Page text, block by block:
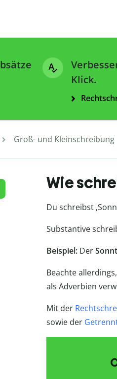
Klick.
Groß- und Kleinschreibung
Wie
Du schreibst
Substantive
Beispiel: Der
Beachte
als Adverbien
Mit der
sowie der